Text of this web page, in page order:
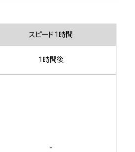
スピード1時間
1時間後
-